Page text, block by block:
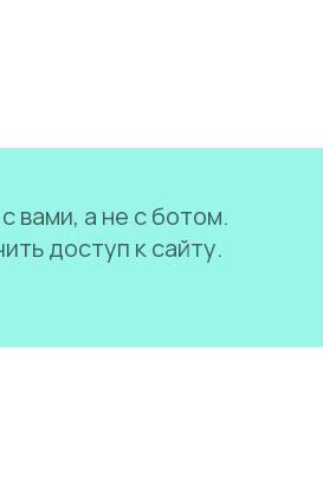
вами, а не с ботом.
доступ к сайту.